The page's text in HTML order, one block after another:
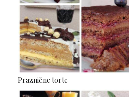
Praznične torte